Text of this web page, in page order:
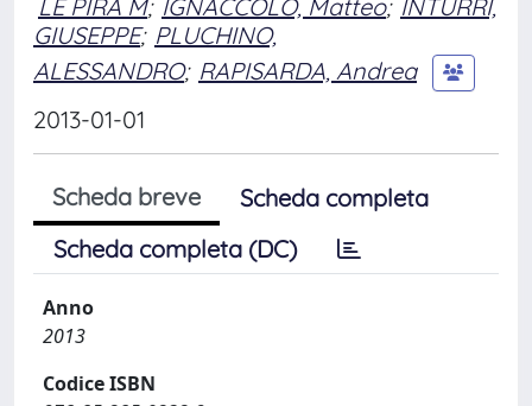
LE PIRA M; IGNACCOLO, Matteo; INTURRI,
GIUSEPPE; PLUCHINO,
ALESSANDRO; RAPISARDA, Andrea
2013-01-01
Scheda breve
Scheda completa
Scheda completa (DC)
Anno
2013
Codice ISBN